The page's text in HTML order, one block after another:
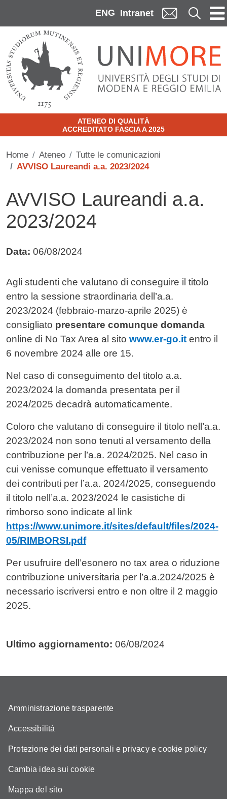
ENG Intranet Cerca
ATENEO DI QUALITÀ
ACCREDITATO FASCIA A 2025
Home Ateneo
Tutte le comunicazioni
AVVISO Laureandi a.a. 2023/2024
AVVISO Laureandi a.a.
2023/2024
Data: 06/08/2024
Contenuto
Agli studenti che valutano di conseguire il titolo
entro la sessione straordinaria dell’a.a.
2023/2024 (febbraio-marzo-aprile 2025) è
consigliato presentare comunque domanda
online di No Tax Area al sito www.er-go.it entro il
6 novembre 2024 alle ore 15.
Nel caso di conseguimento del titolo a.a.
2023/2024 la domanda presentata per il
2024/2025 decadrà automaticamente.
Coloro che valutano di conseguire il titolo nell’a.a.
2023/2024 non sono tenuti al versamento della
contribuzione per l’a.a. 2024/2025. Nel caso in
cui venisse comunque effettuato il versamento
dei contributi per l’a.a. 2024/2025, conseguendo
il titolo nell’a.a. 2023/2024 le casistiche di
rimborso sono indicate al link
https://www.unimore.it/sites/default/files/2024-
05/RIMBORSI.pdf
Per usufruire dell’esonero no tax area o riduzione
contribuzione universitaria per l’a.a.2024/2025 è
necessario iscriversi entro e non oltre il 2 maggio
2025.
Ultimo aggiornamento: 06/08/2024
Amministrazione trasparente
Accessibilità
Protezione dei dati personali e privacy e cookie policy
Cambia idea sui cookie
Mappa del sito